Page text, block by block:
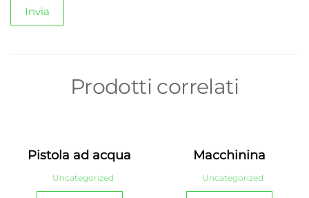
Prodotti correlati
Pistola ad acqua
Uncategorized
Macchinina
Uncategorized